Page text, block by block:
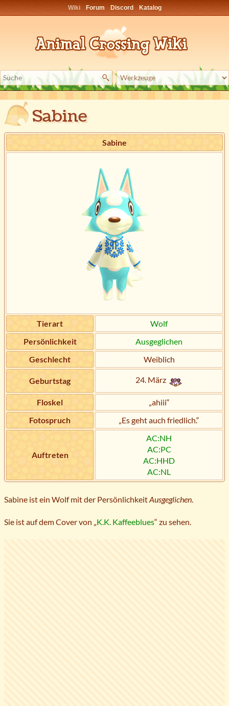
Wiki Forum Discord Katalog
Sabine
Sabine
Tierart
Wolf
Persönlichkeit
Ausgeglichen
Geschlecht
Weiblich
Geburtstag 24. März
Floskel
„ahiii“
Fotospruch
„Es geht auch friedlich.“
Auftreten
AC:NH
AC:PC
AC:HHD
AC:NL
Sabine ist ein Wolf mit der PersönlichkeitAusgeglichen
Sie ist auf dem Cover von „K.K. Kaffeeblues“ zu sehen.